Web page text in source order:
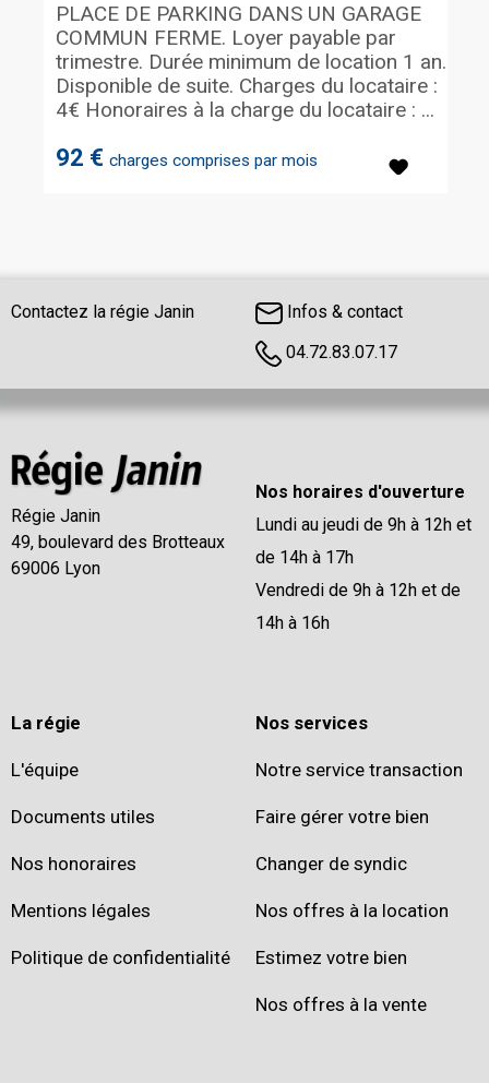
92 € charges comprises par mois
PLACE DE PARKING DANS UN GARAGE
COMMUN FERME. Loyer payable par
trimestre. Durée minimum de location 1 an.
Disponible de suite. Charges du locataire :
4€ Honoraires à la charge du locataire : ...
Contactez la régie Janin
Infos & contact
04.72.83.07.17
Régie Janin
49, boulevard des Brotteaux
69006 Lyon
Nos horaires d'ouverture
Lundi au jeudi de 9h à 12h et
de 14h à 17h
Vendredi de 9h à 12h et de
14h à 16h
La régie
L'équipe
Documents utiles
Nos honoraires
Mentions légales
Politique de confidentialité
Nos services
Notre service transaction
Faire gérer votre bien
Changer de syndic
Nos offres à la location
Estimez votre bien
Nos offres à la vente